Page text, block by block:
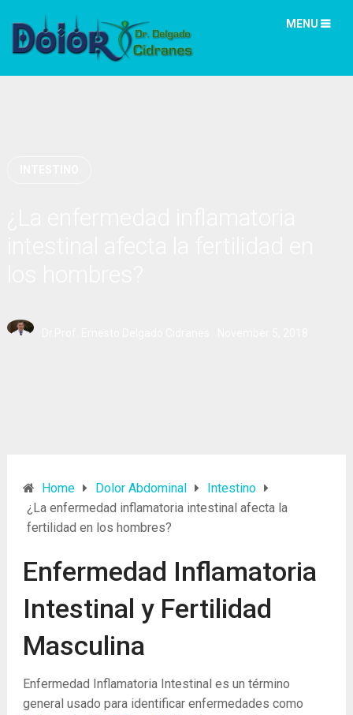
MENU
Home Dolor Abdominal
Intestino
¿La enfermedad inflamatoria intestinal afecta la
fertilidad en los hombres?
Enfermedad Inflamatoria
Intestinal y Fertilidad
Masculina
Enfermedad Inflamatoria Intestinal es un término
general usado para identificar enfermedades como